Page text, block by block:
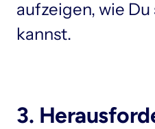
aufzeigen, wie
3.